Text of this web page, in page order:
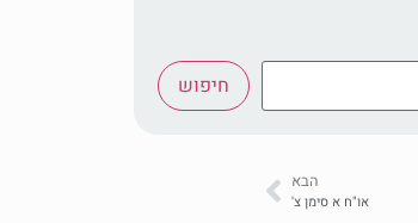
חיפוש
הבא
או"ח א סימן צ'